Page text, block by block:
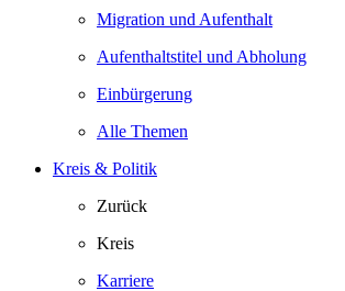
Migration und Aufenthalt
Aufenthaltstitel und Abholung
Einbürgerung
Alle Themen
Kreis & Politik
Zurück
Kreis
Karriere